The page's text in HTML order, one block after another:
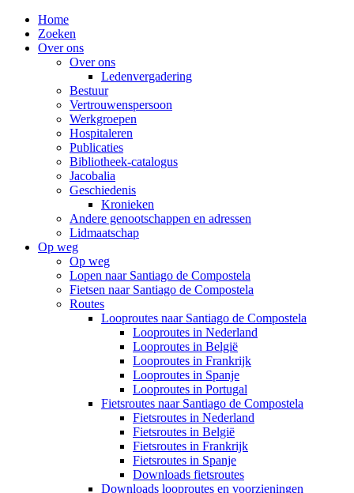
Home
Zoeken
Over ons
Over ons
Ledenvergadering
Bestuur
Vertrouwenspersoon
Werkgroepen
Hospitaleren
Publicaties
Bibliotheek-catalogus
Jacobalia
Geschiedenis
Kronieken
Andere genootschappen en adressen
Lidmaatschap
Op weg
Op weg
Lopen naar Santiago de Compostela
Fietsen naar Santiago de Compostela
Routes
Looproutes naar Santiago de Compostela
Looproutes in Nederland
Looproutes in België
Looproutes in Frankrijk
Looproutes in Spanje
Looproutes in Portugal
Fietsroutes naar Santiago de Compostela
Fietsroutes in Nederland
Fietsroutes in België
Fietsroutes in Frankrijk
Fietsroutes in Spanje
Downloads fietsroutes
Downloads looproutes en voorzieningen